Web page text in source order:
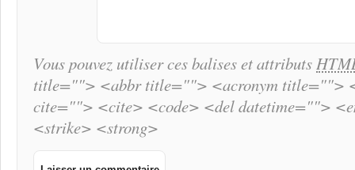
Vous pouvez utiliser ces balises et attributs
title=""> <abbr title=""> <acronym title="">
cite=""> <cite> <code> <del datetime="">
<strike> <strong>